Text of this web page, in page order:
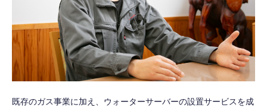
既存のガス事業に加え、ウォーターサーバーの設置サービスを成